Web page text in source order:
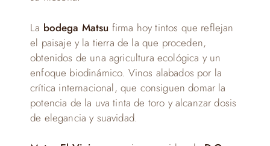
La bodega Matsu firma hoy tintos que reflejan
el paisaje y la tierra de la que proceden,
obtenidos de una agricultura ecológica y un
enfoque biodinámico. Vinos alabados por la
crítica internacional, que consiguen domar la
potencia de la uva tinta de toro y alcanzar dosis
de elegancia y suavidad.